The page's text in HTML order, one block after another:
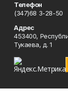
Телефон
(347)68 3-28-50
Адрес
453400,
Тукаева, д. 1